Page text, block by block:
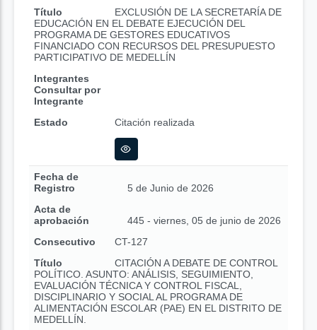
Título
EXCLUSIÓN DE LA SECRETARÍA DE
EDUCACIÓN EN EL DEBATE EJECUCIÓN DEL
PROGRAMA DE GESTORES EDUCATIVOS
FINANCIADO CON RECURSOS DEL PRESUPUESTO
PARTICIPATIVO DE MEDELLÍN
Integrantes
Consultar por
Integrante
Estado
Citación realizada
Fecha de
Registro
5 de Junio de 2026
Acta de
aprobación
445 - viernes, 05 de junio de 2026
Consecutivo
CT-127
Título
CITACIÓN A DEBATE DE CONTROL
POLÍTICO. ASUNTO: ANÁLISIS, SEGUIMIENTO,
EVALUACIÓN TÉCNICA Y CONTROL FISCAL,
DISCIPLINARIO Y SOCIAL AL PROGRAMA DE
ALIMENTACIÓN ESCOLAR (PAE) EN EL DISTRITO DE
MEDELLÍN.